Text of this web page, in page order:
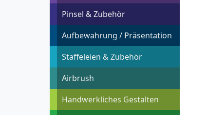
Pinsel & Zubehör
Aufbewahrung / Präsentation
Staffeleien & Zubehör
Airbrush
Handwerkliches Gestalten